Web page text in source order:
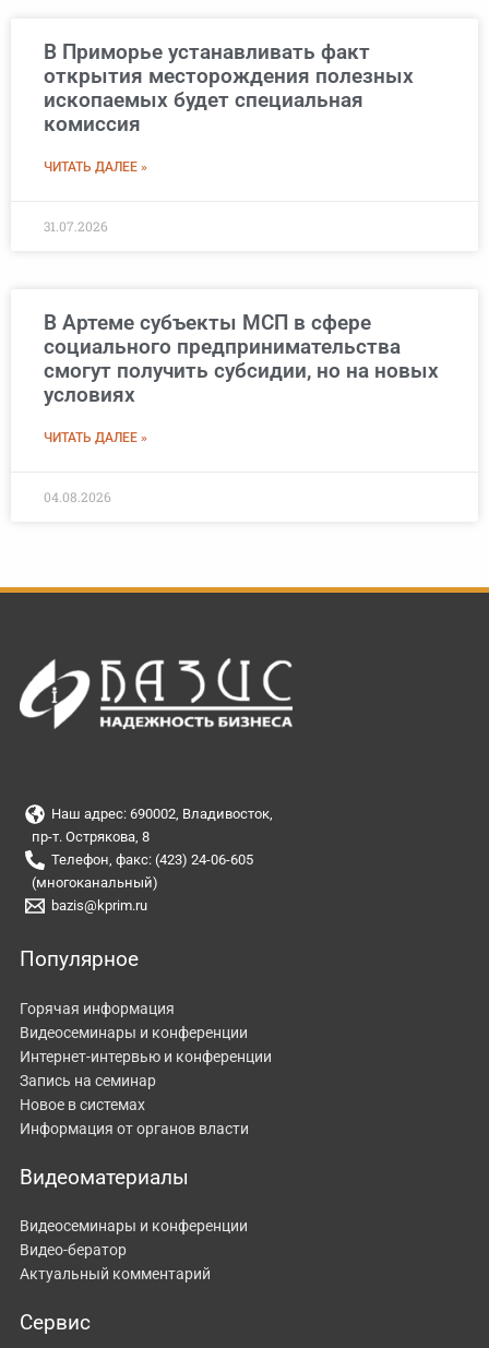
В Приморье устанавливать факт
открытия месторождения полезных
ископаемых будет специальная
комиссия
ЧИТАТЬ ДАЛЕЕ »
31.07.2026
В Артеме субъекты МСП в сфере
социального предпринимательства
смогут получить субсидии, но на новых
условиях
ЧИТАТЬ ДАЛЕЕ »
04.08.2026
Наш адрес: 690002, Владивосток,
пр-т. Острякова, 8
Телефон, факс: (423) 24-06-605
(многоканальный)
bazis@kprim.ru
Популярное
Горячая информация
Видеосеминары и конференции
Интернет-интервью и конференции
Запись на семинар
Новое в системах
Информация от органов власти
Видеоматериалы
Видеосеминары и конференции
Видео-бератор
Актуальный комментарий
Сервис